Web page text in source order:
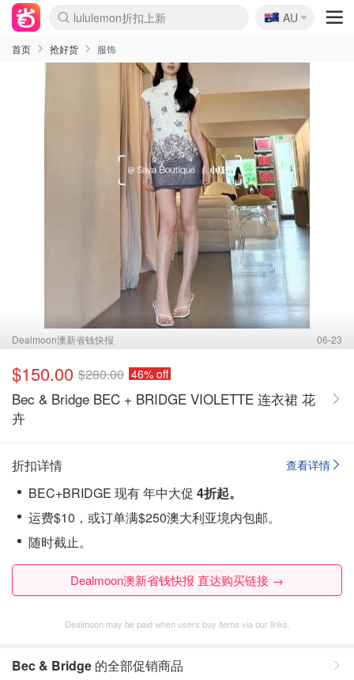
Sasa美妆护肤3.5折
SSENSE年中2.5折
FreshBeauty好价汇总
Cettire降价+叠9折
WWS Coles超市实拍
viagogo二手票捡漏
Myer超级周末
The Outnet奢牌1折起
David Jones 3折起
Flannels大牌1折
Perfumes Club护肤1折
AMIRO面罩$251
Amazon折扣汇总
eToro入金$200送$50
Amazon数码好物
ICONIC本周7.5折
ThedoubleF高奢地板价
Moose Knuckles 6折
丝芙兰5折起
EUFY摄像头$98
Selenichast首饰2折
Trip机票酒店促销
YSL送5件彩妆礼
Amazon家居好物
Amazon美妆护肤
雅漾大喷$8
过敏原检测盒$33
伊索独家赠50ml沐浴露
科颜氏高保湿面霜$29
SEALIFE海洋馆门票6折
丝塔芙大白罐$16
订阅Newsletter送香薰
Cult Beauty 6.8折
Harrods圣诞日历$525
LN-CC奢牌私促3折
d'Alba空姐喷雾$16
EVE LOM套装£56
Bernardelli独家4折
Adore Beauty 6折起
CT圣诞日历
Mytheresa奢品2.7折
Luxury Escapes 9折
Currentbody美容仪$881
MOON Garden Live
Roborock扫地机$649
Tingo Life水杯$24
Valentino官网5折
CR洗护套装$23
修丽可4件套$159
Myer彩妆2件7折
GANNI官网4.5折
Stylevana韩妆4折
Tessabit高奢8.5折
OGX洗发水$11
Amazon阿德莱德次日达
卡诗8.5折+赠礼
Philips Hue灯具8折
🇦🇺
AU
首页 抢好货 服饰
Dealmoon澳新省钱快报 06-23
$150.00 $280.00 46% off
Bec & Bridge BEC + BRIDGE VIOLETTE 连衣裙 花
卉
查看详情
折扣详情
BEC+BRIDGE 现有 年中大促 4折起。
运费$10，或订单满$250澳大利亚境内包邮。
随时截止。
Dealmoon澳新省钱快报 直达购买链接 →
Dealmoon may be paid when users buy items via our links.
Bec & Bridge 的全部促销商品